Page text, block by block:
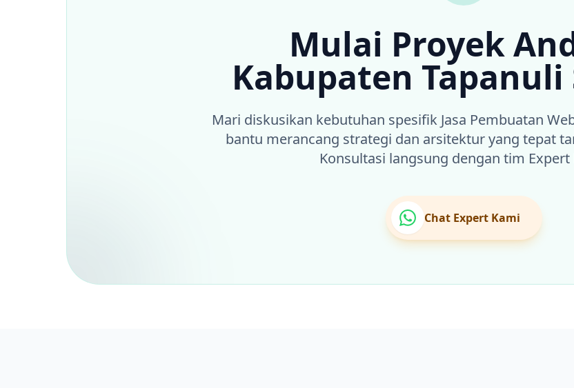
Mulai Proyek
Kabupaten Tapanuli
Mari diskusikan kebutuhan spesifik Jasa Pembuatan
bantu merancang strategi dan arsitektur yang tepat
Konsultasi langsung dengan tim Expert
Chat Expert Kami